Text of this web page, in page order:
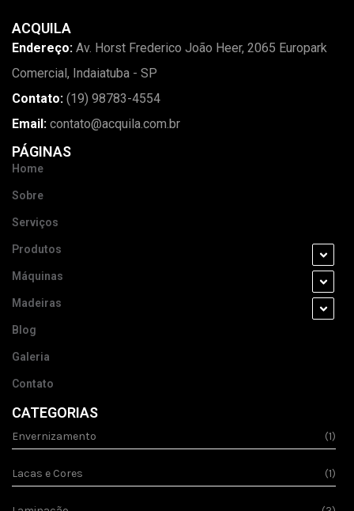
ACQUILA
Endereço: Av. Horst Frederico João Heer, 2065 Europark
Comercial, Indaiatuba - SP
Contato: (19) 98783-4554
Email: contato@acquila.com.br
PÁGINAS
Home
Sobre
Serviços
Produtos
Máquinas
Madeiras
Blog
Galeria
Contato
CATEGORIAS
Envernizamento (1)
Lacas e Cores (1)